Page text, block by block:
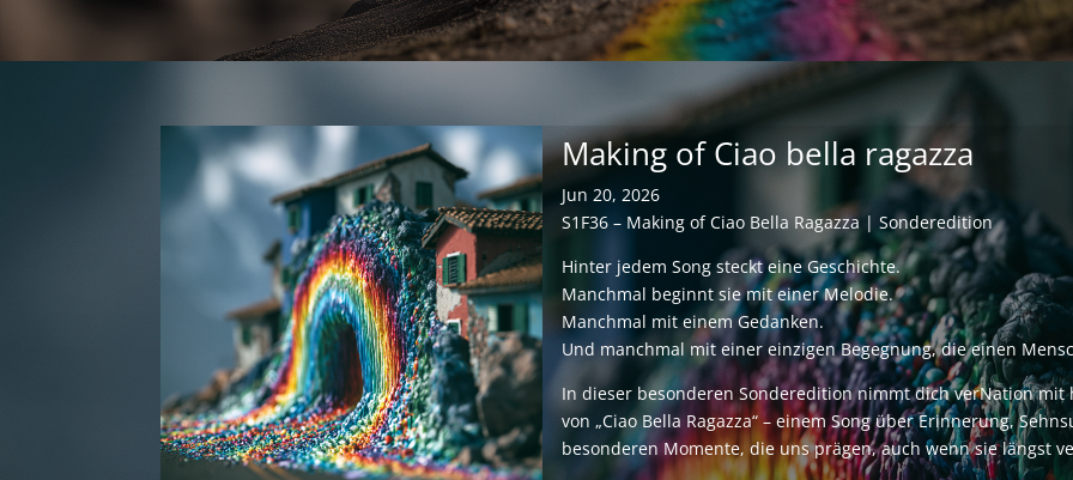
Making of Ciao bella ragazza
Jun 20, 2026
S1F36 – Making of Ciao Bella Ragazza | Sonderedition
Hinter jedem Song steckt eine Geschichte.
Manchmal beginnt sie mit einer Melodie.
Manchmal mit einem Gedanken.
Und manchmal mit einer einzigen Begegnung, die einen
In dieser besonderen Sonderedition nimmt dich verNation
von „Ciao Bella Ragazza“ – einem Song über Erinnerung,
besonderen Momente, die uns prägen, auch wenn sie längst